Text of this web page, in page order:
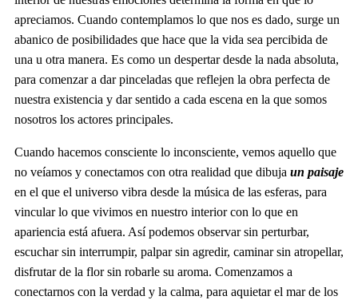
apreciamos. Cuando contemplamos lo que nos es dado, surge un
abanico de posibilidades que hace que la vida sea percibida de
una u otra manera. Es como un despertar desde la nada absoluta,
para comenzar a dar pinceladas que reflejen la obra perfecta de
nuestra existencia y dar sentido a cada escena en la que somos
nosotros los actores principales.
Cuando hacemos consciente lo inconsciente, vemos aquello que
no veíamos y conectamos con otra realidad que dibuja un paisaje
en el que el universo vibra desde la música de las esferas, para
vincular lo que vivimos en nuestro interior con lo que en
apariencia está afuera. Así podemos observar sin perturbar,
escuchar sin interrumpir, palpar sin agredir, caminar sin atropellar,
disfrutar de la flor sin robarle su aroma. Comenzamos a
conectarnos con la verdad y la calma, para aquietar el mar de los